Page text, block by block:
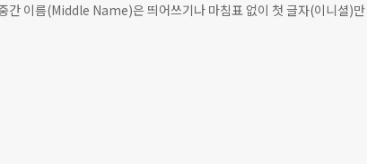
이름(Middle Name)은 띄어쓰기나 마침표 없이 첫 글자(이니셜)만